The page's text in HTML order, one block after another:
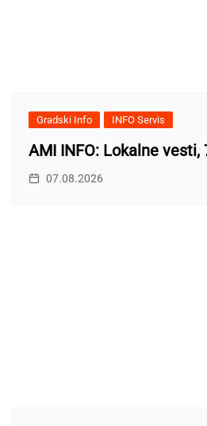
Gradski Info INFO Servis
AMI INFO: Lokalne vesti,
07.08.2026